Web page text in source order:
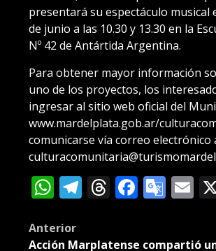
presentará su espectáculo musical
de junio a las 10.30 y 13.30 en la
Nº 42 de Antártida Argentina.
Para obtener mayor información
uno de los proyectos, los
ingresar al sitio web oficial del
www.mardelplata.gob.ar/
comunicarse vía correo electrónico
WhatsApp
Telegram
Threads
Post
Anterior
Acción Marplatense compartió